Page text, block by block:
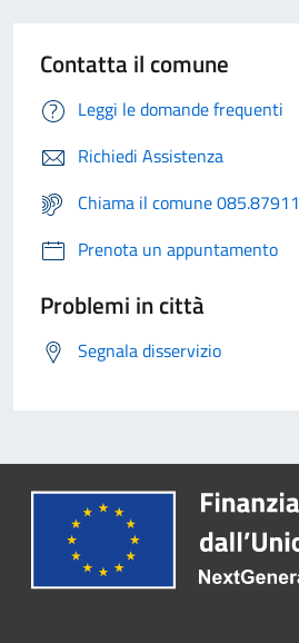
Contatta il comune
Leggi le domande frequenti
Richiedi Assistenza
Chiama il comune 085.87911
Prenota un appuntamento
Problemi in città
Segnala disservizio